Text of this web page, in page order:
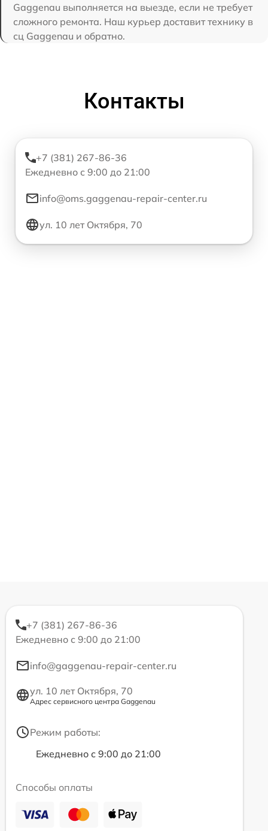
Gaggenau выполняется на выезде, если не требует
сложного ремонта. Наш курьер доставит технику в
сц Gaggenau и обратно.
Контакты
+7 (381) 267-86-36
Ежедневно с 9:00 до 21:00
info@oms.gaggenau-repair-center.ru
ул. 10 лет Октября, 70
+7 (381) 267-86-36
Ежедневно с 9:00 до 21:00
info@gaggenau-repair-center.ru
ул. 10 лет Октября, 70
Адрес сервисного центра Gaggenau
Режим работы:
Ежедневно с 9:00 до 21:00
Способы оплаты